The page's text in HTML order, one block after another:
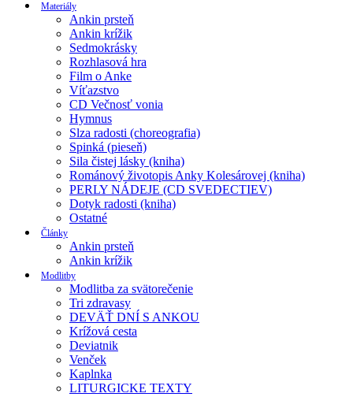
Materiály
Ankin prsteň
Ankin krížik
Sedmokrásky
Rozhlasová hra
Film o Anke
Víťazstvo
CD Večnosť vonia
Hymnus
Slza radosti (choreografia)
Spinká (pieseň)
Sila čistej lásky (kniha)
Románový životopis Anky Kolesárovej (kniha)
PERLY NÁDEJE (CD SVEDECTIEV)
Dotyk radosti (kniha)
Ostatné
Články
Ankin prsteň
Ankin krížik
Modlitby
Modlitba za svätorečenie
Tri zdravasy
DEVÄŤ DNÍ S ANKOU
Krížová cesta
Deviatnik
Venček
Kaplnka
LITURGICKE TEXTY